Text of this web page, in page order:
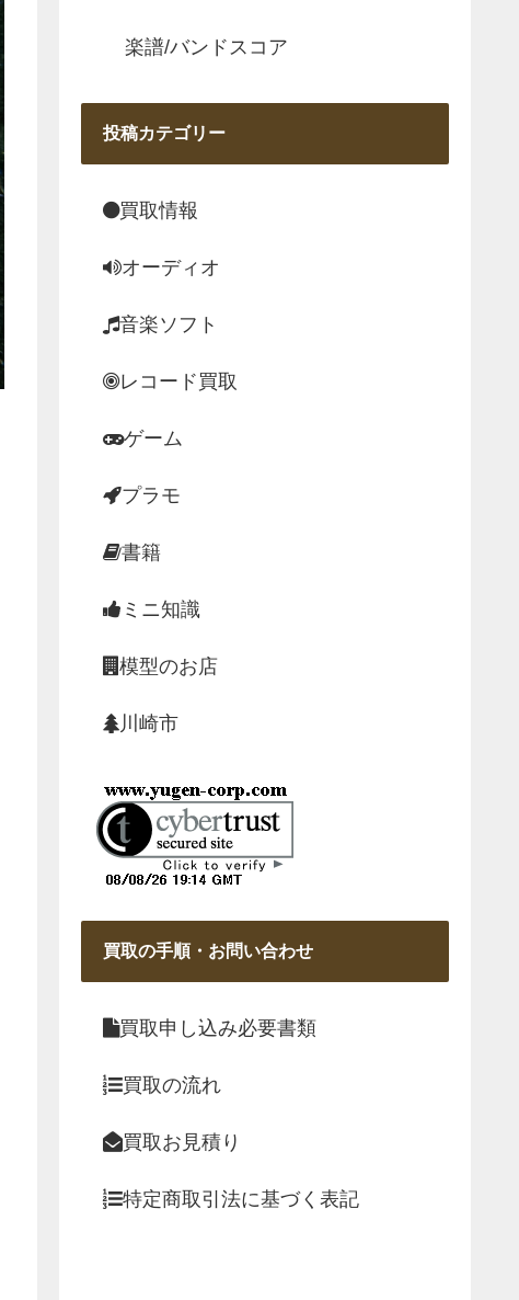
楽譜/バンドスコア
投稿カテゴリー
買取情報
オーディオ
音楽ソフト
レコード買取
ゲーム
プラモ
書籍
ミニ知識
模型のお店
川崎市
買取の手順・お問い合わせ
買取申し込み必要書類
買取の流れ
買取お見積り
特定商取引法に基づく表記